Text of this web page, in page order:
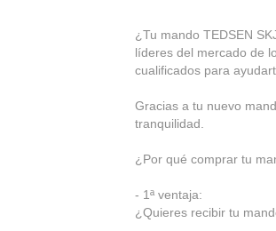
¿Tu mando TEDSEN
líderes del mercado de
cualificados para
Gracias a tu nuevo
tranquilidad.
¿Por qué comprar tu
- 1ª ventaja:
¿Quieres recibir tu